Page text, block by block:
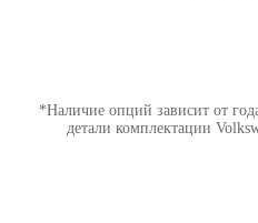
*Наличие опций зависит от
детали комплектации